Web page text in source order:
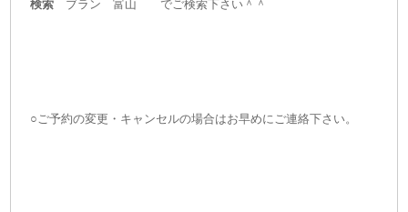
検索 ブラン 富山 でご検索下さい＾＾
○ご予約の変更・キャンセルの場合はお早めにご連絡下さい。